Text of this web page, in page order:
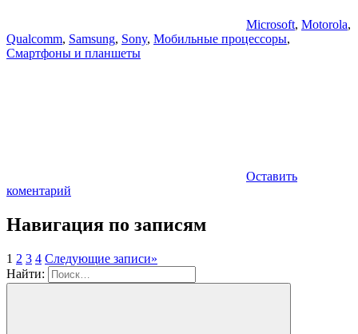
Microsoft, Motorola,
Qualcomm, Samsung, Sony, Мобильные процессоры,
Смартфоны и планшеты
Оставить
коментарий
Навигация по записям
1 2 3 4 Следующие записи»
Найти: